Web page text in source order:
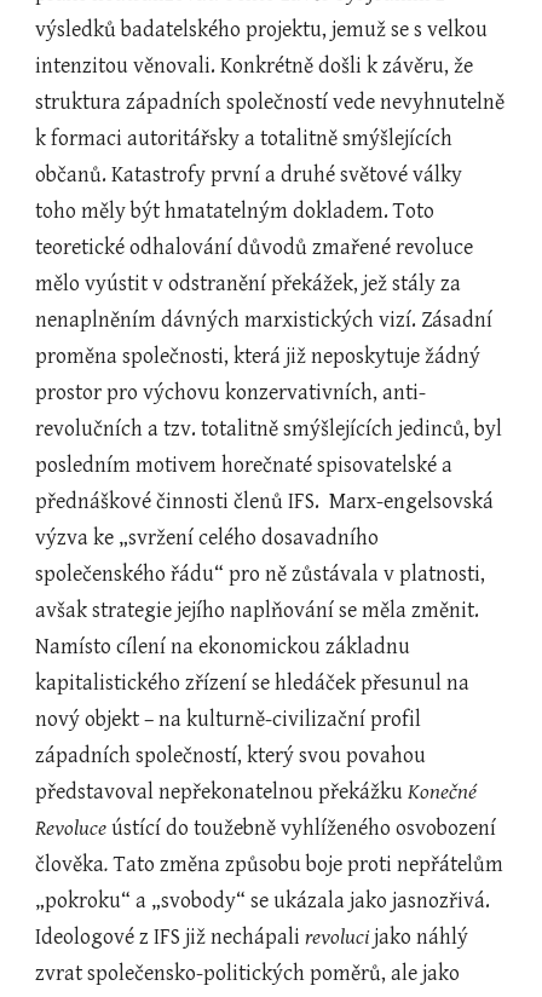
výsledků badatelského projektu, jemuž se s velkou
intenzitou věnovali. Konkrétně došli k závěru, že
struktura západních společností vede nevyhnutelně
k formaci autoritářsky a totalitně smýšlejících
občanů. Katastrofy první a druhé světové války
toho měly být hmatatelným dokladem. Toto
teoretické odhalování důvodů zmařené revoluce
mělo vyústit v odstranění překážek, jež stály za
nenaplněním dávných marxistických vizí. Zásadní
proměna společnosti, která již neposkytuje žádný
prostor pro výchovu konzervativních, anti-
revolučních a tzv. totalitně smýšlejících jedinců, byl
posledním motivem horečnaté spisovatelské a
přednáškové činnosti členů IFS.  Marx-engelsovská
výzva ke „svržení celého dosavadního
společenského řádu“ pro ně zůstávala v platnosti,
avšak strategie jejího naplňování se měla změnit.
Namísto cílení na ekonomickou základnu
kapitalistického zřízení se hledáček přesunul na
nový objekt – na kulturně-civilizační profil
západních společností, který svou povahou
představoval nepřekonatelnou překážku Konečné
Revoluce ústící do toužebně vyhlíženého osvobození
člověka. Tato změna způsobu boje proti nepřátelům
„pokroku“ a „svobody“ se ukázala jako jasnozřivá.
Ideologové z IFS již nechápali revoluci jako náhlý
zvrat společensko-politických poměrů, ale jako